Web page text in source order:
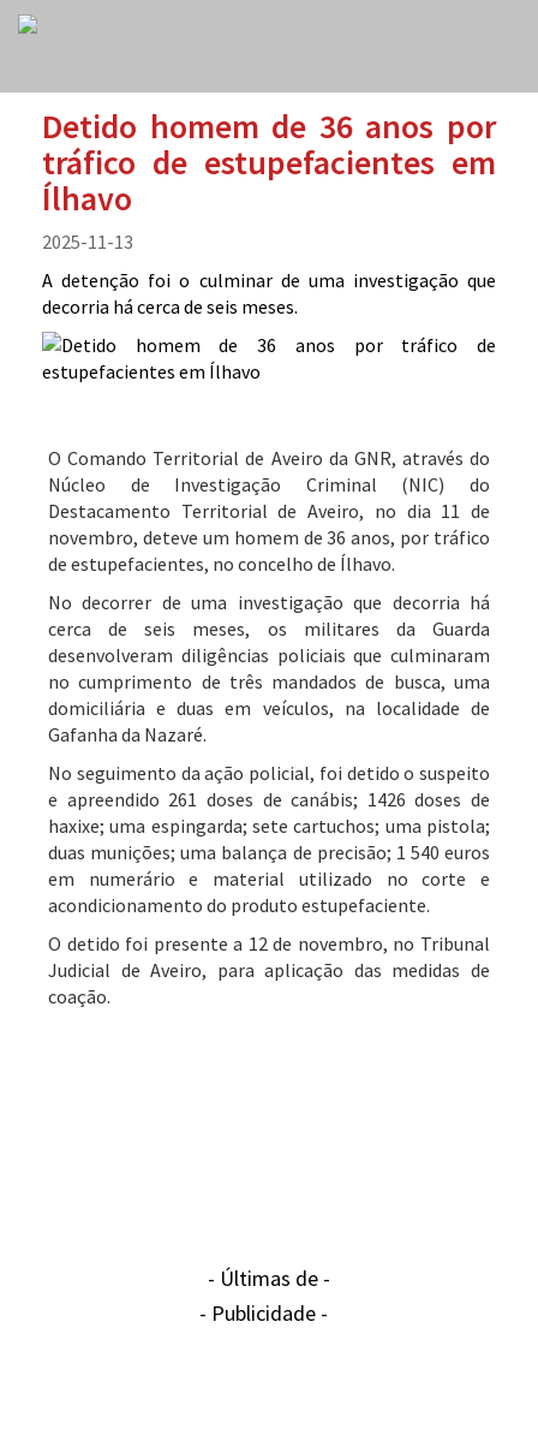
Detido homem de 36 anos por
tráfico de estupefacientes em
Ílhavo
2025-11-13
A detenção foi o culminar de uma investigação que
decorria há cerca de seis meses.
O Comando Territorial de Aveiro da GNR, através do
Núcleo de Investigação Criminal (NIC) do
Destacamento Territorial de Aveiro, no dia 11 de
novembro, deteve um homem de 36 anos, por tráfico
de estupefacientes, no concelho de Ílhavo.
No decorrer de uma investigação que decorria há
cerca de seis meses, os militares da Guarda
desenvolveram diligências policiais que culminaram
no cumprimento de três mandados de busca, uma
domiciliária e duas em veículos, na localidade de
Gafanha da Nazaré.
No seguimento da ação policial, foi detido o suspeito
e apreendido 261 doses de canábis; 1426 doses de
haxixe; uma espingarda; sete cartuchos; uma pistola;
duas munições; uma balança de precisão; 1 540 euros
em numerário e material utilizado no corte e
acondicionamento do produto estupefaciente.
O detido foi presente a 12 de novembro, no Tribunal
Judicial de Aveiro, para aplicação das medidas de
coação.
- Últimas de -
- Publicidade -